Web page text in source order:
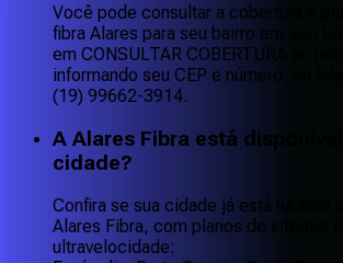
Você pode consultar a cobertura e
fibra Alares para seu bairro em São
em CONSULTAR COBERTURA no
informando seu CEP e número, ou
(19) 99662-3914.
A Alares Fibra está
cidade?
Confira se sua cidade já está na área
Alares Fibra, com planos de internet
ultravelocidade: